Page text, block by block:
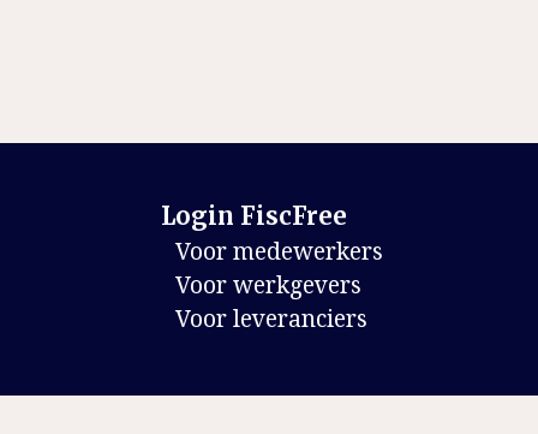
Login FiscFree
Voor medewerkers
Voor werkgevers
Voor leveranciers